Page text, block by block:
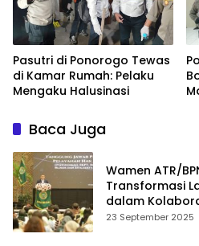
Pasutri di Ponorogo Tewas
di Kamar Rumah: Pelaku
Mengaku Halusinasi
Baca Juga
Wamen ATR/
Transformasi
dalam
23 September 2025